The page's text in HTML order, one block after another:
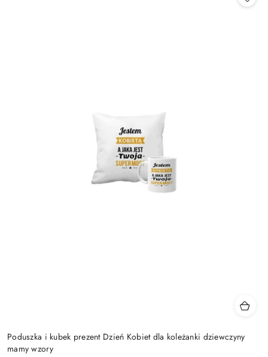
Poduszka i kubek prezent Dzień Kobiet dla koleżanki dziewczyny
mamy wzory